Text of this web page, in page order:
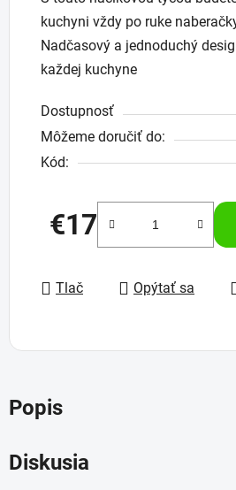
kuchyni vždy po ruke
Nadčasový a jednoduchý
každej kuchyne
Dostupnosť
Môžeme doručiť do:
Kód:
€17
Jednotková cena:
Tlač Opýtať sa
Popis
Diskusia